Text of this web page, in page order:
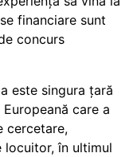
financiare sunt
concurs
este singura țară
care a
cercetare,
locuitor, în ultimul